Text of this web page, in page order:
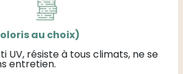
au choix)
UV, résiste à tous climats, ne se
entretien.